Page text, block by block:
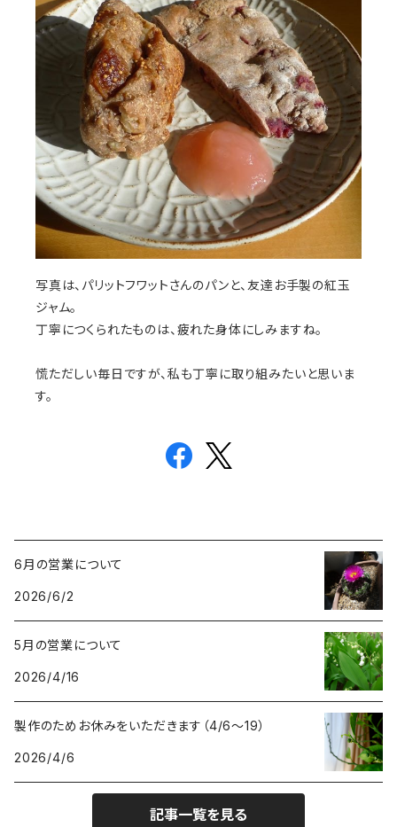
写真は、パリットフワットさんのパンと、友達お手製の紅玉
ジャム。
丁寧につくられたものは、疲れた身体にしみますね。
慌ただしい毎日ですが、私も丁寧に取り組みたいと思いま
す。
6月の営業について
2026/6/2
5月の営業について
2026/4/16
製作のためお休みをいただきます（4/6〜19）
2026/4/6
記事一覧を見る